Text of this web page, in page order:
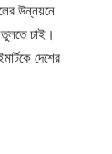
উন্নয়নে
চাই।
দেশের